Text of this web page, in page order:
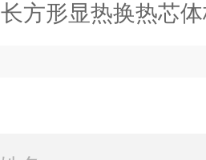
长方形显热换热芯